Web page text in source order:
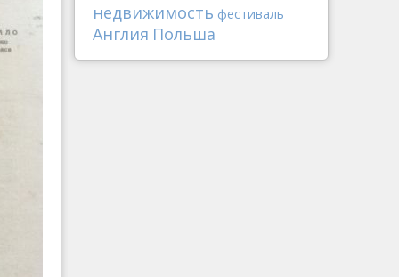
недвижимость фестиваль
Англия Польша